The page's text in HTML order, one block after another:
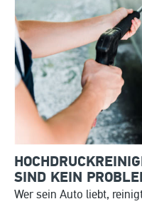
IND KEIN PROBLEM
Wer sein Auto liebt,